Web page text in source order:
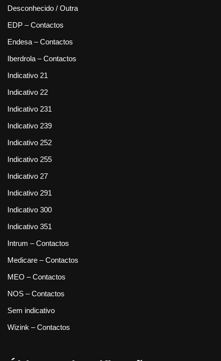
Desconhecido / Outra
EDP – Contactos
Endesa – Contactos
Iberdrola – Contactos
Indicativo 21
Indicativo 22
Indicativo 231
Indicativo 239
Indicativo 252
Indicativo 255
Indicativo 27
Indicativo 291
Indicativo 300
Indicativo 351
Intrum – Contactos
Medicare – Contactos
MEO – Contactos
NOS – Contactos
Sem indicativo
Wizink – Contactos